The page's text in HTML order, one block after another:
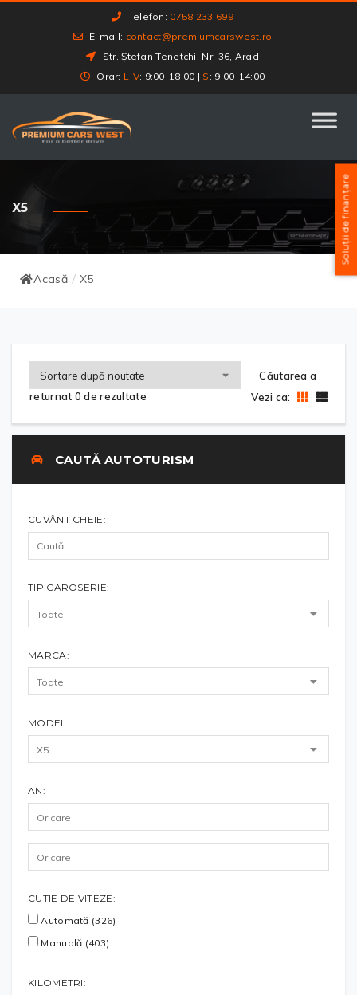
Telefon: 0758 233 699
E-mail: contact@premiumcarswest.ro
Str. Ștefan Tenetchi, Nr. 36, Arad
Orar: L-V: 9:00-18:00 | S : 9:00-14:00
X5
Acasă / X5
Căutarea a
returnat 0 de rezultate
Vezi ca:
CAUTĂ AUTOTURISM
CUVÂNT CHEIE:
TIP CAROSERIE:
MARCA:
MODEL:
AN:
CUTIE DE VITEZE:
Automată (326)
Manuală (403)
KILOMETRI:
Soluții de finanțare